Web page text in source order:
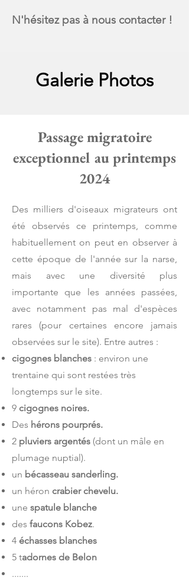
N'hésitez pas à nous contacter !
Galerie Photos
Passage migratoire
exceptionnel au printemps
2024
Des milliers d'oiseaux migrateurs ont
été observés ce printemps, comme
habituellement on peut en observer à
cette époque de l'année sur la narse,
mais avec une diversité plus
importante que les années passées,
avec notamment pas mal d'espèces
rares (pour certaines encore jamais
observées sur le site). Entre autres :
cigognes blanches : environ une
trentaine qui sont restées très
longtemps sur le site.
9 cigognes noires.
Des hérons pourprés.
2 pluviers argentés (dont un mâle en
plumage nuptial).
un bécasseau sanderling.
un héron crabier chevelu.
une spatule blanche
des faucons Kobez.
4 échasses blanches
5 tadornes de Belon
.......